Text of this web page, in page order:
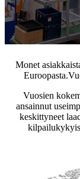
Monet
Vuosien
ansainnut
keskittyneet